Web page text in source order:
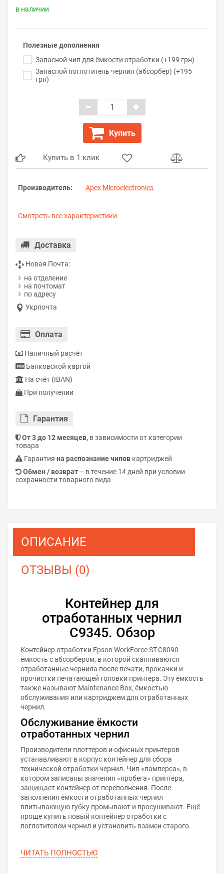
в наличии
Полезные дополнения
Запасной чип для ёмкости отработки (+199 грн)
Запасной поглотитель чернил (абсорбер) (+195
грн)
Купить
Купить в 1 клик
Производитель: Apex Microelectronics
Смотреть все характеристики
Доставка
Новая Почта:
на отделение
на почтомат
по адресу
Укрпочта
Оплата
Наличный расчёт
Банковской картой
На счёт (IBAN)
При получении
Гарантия
От 3 до 12 месяцев, в зависимости от категории
товара
Гарантия на распознание чипов картриджей
Обмен / возврат – в течение 14 дней при условии
сохранности товарного вида
ОПИСАНИЕ
ОТЗЫВЫ (0)
Контейнер для
отработанных чернил
C9345. Обзор
Контейнер отработки Epson WorkForce ST-C8090 —
ёмкость с абсорбером, в которой скапливаются
отработанные чернила после печати, прокачки и
прочистки печатающей головки принтера. Эту ёмкость
также называют Maintenance Box, ёмкостью
обслуживания или картриджем для отработанных
чернил.
Обслуживание ёмкости
отработанных чернил
Производители плоттеров и офисных принтеров
устанавливают в корпус контейнер для сбора
технической отработки чернил. Чип «памперса», в
котором записаны значения «пробега» принтера,
защищает контейнер от переполнения. После
заполнения ёмкости отработанных чернил
впитывающую губку промывают и просушивают. Ещё
проще купить новый контейнер отработки с
поглотителем чернил и установить взамен старого.
ЧИТАТЬ ПОЛНОСТЬЮ